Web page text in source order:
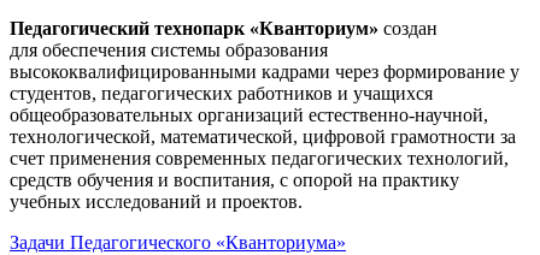
Педагогический технопарк «Кванториум» создан
для обеспечения системы образования
высококвалифицированными кадрами через формирование у
студентов, педагогических работников и учащихся
общеобразовательных организаций естественно-научной,
технологической, математической, цифровой грамотности за
счет применения современных педагогических технологий,
средств обучения и воспитания, с опорой на практику
учебных исследований и проектов.
Задачи Педагогического «Кванториума»